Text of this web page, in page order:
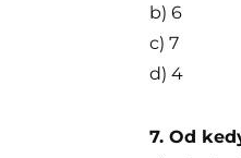
b) 6
c) 7
d) 4
7. Od